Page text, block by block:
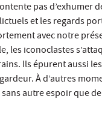
pas d’exhumer
et les regards
avec notre
iconoclastes
Ils épurent aussi
À d’autres
autre espoir que